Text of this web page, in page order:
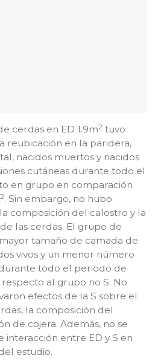
cerdas en ED 1.9m2 tuvo
reubicación en la paridera,
nacidos muertos y nacidos
cutáneas durante todo el
en grupo en comparación
2. Sin embargo, no hubo
composición del calostro y la
las cerdas. El grupo de
tamaño de camada de
vivos y un menor número
todo el periodo de
al grupo no S. No
efectos de la S sobre el
la composición del
de cojera. Además, no se
interacción entre ED y S en
estudio.